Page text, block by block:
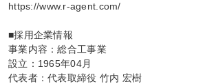
https://www.r-agent.com/
■採用企業情報
事業内容：総合工事業
設立：1965年04月
代表者：代表取締役 竹内 宏樹